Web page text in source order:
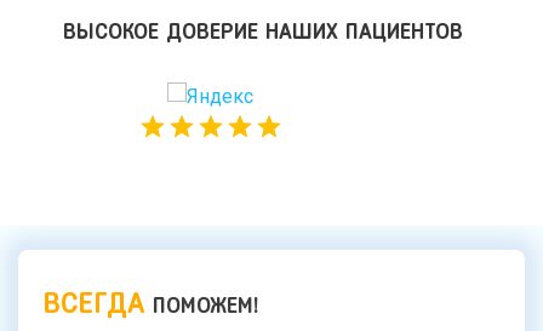
ВЫСОКОЕ ДОВЕРИЕ НАШИХ ПАЦИЕНТОВ
ВСЕГДА ПОМОЖЕМ!